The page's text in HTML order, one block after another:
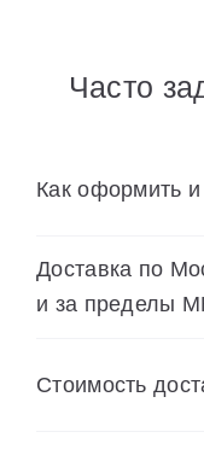
Часто
Как оформить и
Доставка по
и за пределы
Cтоимость